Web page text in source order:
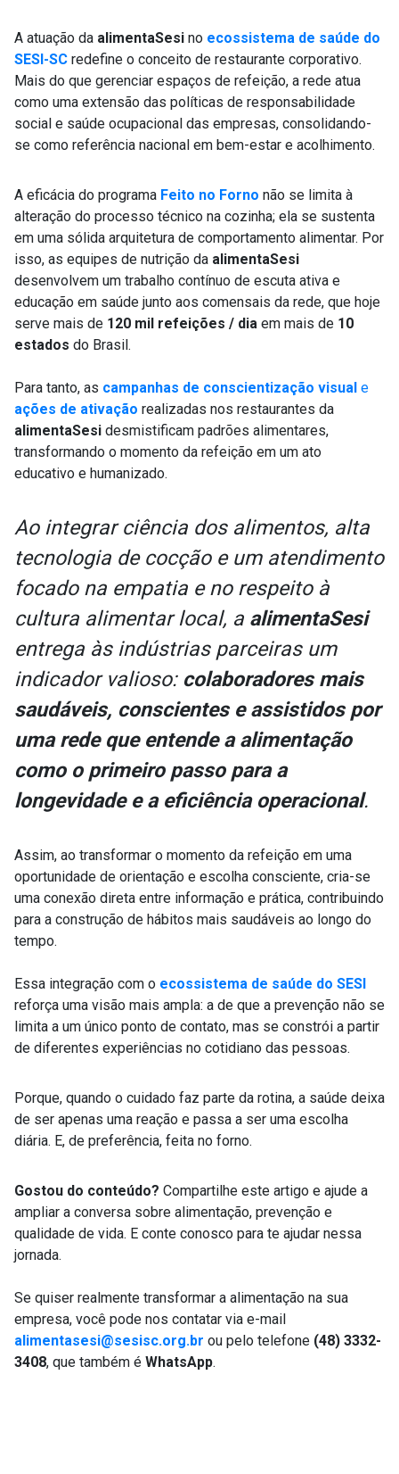
A atuação da alimentaSesi no ecossistema de saúde do
SESI-SC redefine o conceito de restaurante corporativo.
Mais do que gerenciar espaços de refeição, a rede atua
como uma extensão das políticas de responsabilidade
social e saúde ocupacional das empresas, consolidando-
se como referência nacional em bem-estar e acolhimento.
A eficácia do programa Feito no Forno não se limita à
alteração do processo técnico na cozinha; ela se sustenta
em uma sólida arquitetura de comportamento alimentar. Por
isso, as equipes de nutrição da alimentaSesi
desenvolvem um trabalho contínuo de escuta ativa e
educação em saúde junto aos comensais da rede, que hoje
serve mais de 120 mil refeições / dia em mais de 10
estados do Brasil.
Para tanto, as campanhas de conscientização visual e
ações de ativação realizadas nos restaurantes da
alimentaSesi desmistificam padrões alimentares,
transformando o momento da refeição em um ato
educativo e humanizado.
Ao integrar ciência dos alimentos, alta
tecnologia de cocção e um atendimento
focado na empatia e no respeito à
cultura alimentar local, a alimentaSesi
entrega às indústrias parceiras um
indicador valioso: colaboradores mais
saudáveis, conscientes e assistidos por
uma rede que entende a alimentação
como o primeiro passo para a
longevidade e a eficiência operacional.
Assim, ao transformar o momento da refeição em uma
oportunidade de orientação e escolha consciente, cria-se
uma conexão direta entre informação e prática, contribuindo
para a construção de hábitos mais saudáveis ao longo do
tempo.
Essa integração com o ecossistema de saúde do SESI
reforça uma visão mais ampla: a de que a prevenção não se
limita a um único ponto de contato, mas se constrói a partir
de diferentes experiências no cotidiano das pessoas.
Porque, quando o cuidado faz parte da rotina, a saúde deixa
de ser apenas uma reação e passa a ser uma escolha
diária. E, de preferência, feita no forno.
Gostou do conteúdo? Compartilhe este artigo e ajude a
ampliar a conversa sobre alimentação, prevenção e
qualidade de vida. E conte conosco para te ajudar nessa
jornada.
Se quiser realmente transformar a alimentação na sua
empresa, você pode nos contatar via e-mail
alimentasesi@sesisc.org.br ou pelo telefone (48) 3332-
3408, que também é WhatsApp.